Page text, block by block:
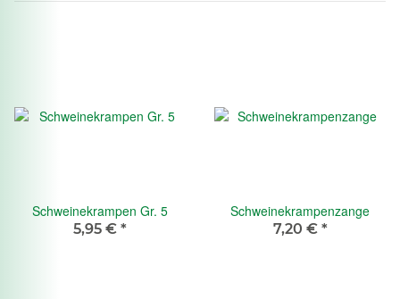
Schweinekrampen Gr. 5
5,95 € *
Schweinekrampenzange
7,20 € *